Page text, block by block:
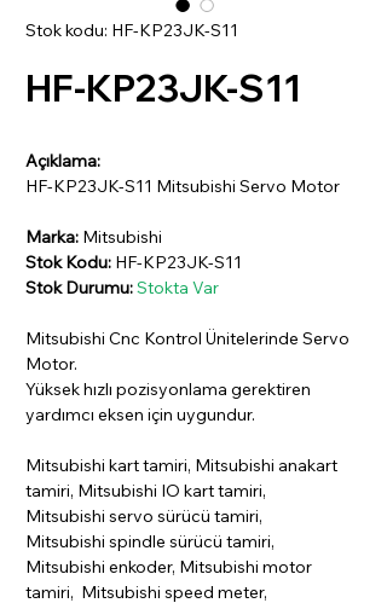
Stok kodu: HF-KP23JK-S11
HF-KP23JK-S11
Açıklama:
HF-KP23JK-S11 Mitsubishi Servo Motor
Marka: Mitsubishi
Stok Kodu: HF-KP23JK-S11
Stok Durumu:Stokta Var
Mitsubishi Cnc Kontrol Ünitelerinde Servo
Motor.
Yüksek hızlı pozisyonlama gerektiren
yardımcı eksen için uygundur.
Mitsubishi kart tamiri, Mitsubishi anakart
tamiri, Mitsubishi IO kart tamiri,
Mitsubishi servo sürücü tamiri,
Mitsubishi spindle sürücü tamiri,
Mitsubishi enkoder, Mitsubishi motor
tamiri, Mitsubishi speed meter,